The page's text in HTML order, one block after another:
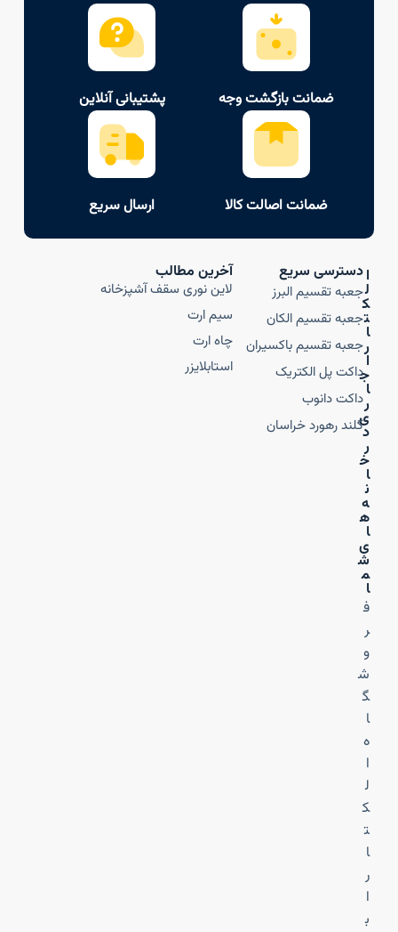
ضمانت بازگشت وجه پشتیبانی آنلاین
ضمانت اصالت کالا ارسال سریع
ا
ل
ک
ت
ا
ر
ا
ج
ا
ر
ی
د
ر
خ
ا
ن
ه‌
ه
ا
ی
ش
م
ا
ف
ر
و
ش
گ
ا
ه
ا
ل
ک
ت
ا
ر
ا
ب
دسترسی سریع
جعبه تقسیم البرز
جعبه تقسیم الکان
جعبه تقسیم باکسیران
داکت پل الکتریک
داکت دانوب
گلند رهورد خراسان
آخرین مطالب
لاین نوری سقف آشپزخانه
سیم ارت
چاه ارت
استابلایزر